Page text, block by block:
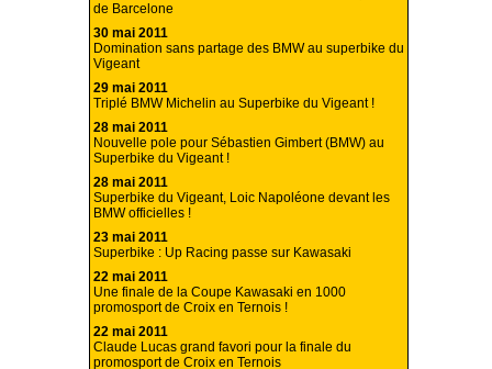
de Barcelone
30 mai 2011
Domination sans partage des BMW au superbike du
Vigeant
29 mai 2011
Triplé BMW Michelin au Superbike du Vigeant !
28 mai 2011
Nouvelle pole pour Sébastien Gimbert (BMW) au
Superbike du Vigeant !
28 mai 2011
Superbike du Vigeant, Loic Napoléone devant les
BMW officielles !
23 mai 2011
Superbike : Up Racing passe sur Kawasaki
22 mai 2011
Une finale de la Coupe Kawasaki en 1000
promosport de Croix en Ternois !
22 mai 2011
Claude Lucas grand favori pour la finale du
promosport de Croix en Ternois